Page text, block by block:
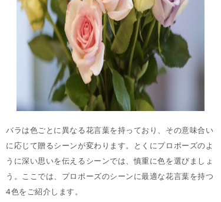
バラは色ごとに異なる花言葉を持っており、その意味合い
に応じて贈るシーンが変わります。とくにプロポーズのよ
うに深い思いを伝えるシーンでは、慎重に色を選びましょ
う。ここでは、プロポーズのシーンに最適な花言葉を持つ
4色をご紹介します。